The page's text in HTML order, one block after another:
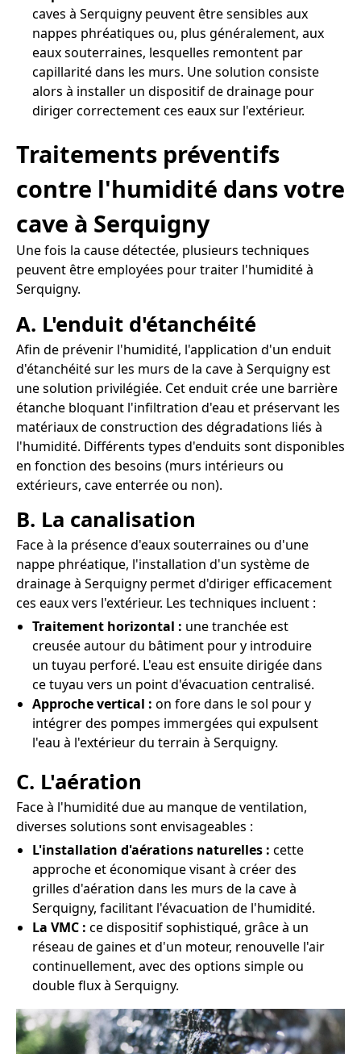
caves à Serquigny peuvent être sensibles aux
nappes phréatiques ou, plus généralement, aux
eaux souterraines, lesquelles remontent par
capillarité dans les murs. Une solution consiste
alors à installer un dispositif de drainage pour
diriger correctement ces eaux sur l'extérieur.
Traitements préventifs
contre l'humidité dans votre
cave à Serquigny
Une fois la cause détectée, plusieurs techniques
peuvent être employées pour traiter l'humidité à
Serquigny.
A. L'enduit d'étanchéité
Afin de prévenir l'humidité, l'application d'un enduit
d'étanchéité sur les murs de la cave à Serquigny est
une solution privilégiée. Cet enduit crée une barrière
étanche bloquant l'infiltration d'eau et préservant les
matériaux de construction des dégradations liés à
l'humidité. Différents types d'enduits sont disponibles
en fonction des besoins (murs intérieurs ou
extérieurs, cave enterrée ou non).
B. La canalisation
Face à la présence d'eaux souterraines ou d'une
nappe phréatique, l'installation d'un système de
drainage à Serquigny permet d'diriger efficacement
ces eaux vers l'extérieur. Les techniques incluent :
Traitement horizontal : une tranchée est
creusée autour du bâtiment pour y introduire
un tuyau perforé. L'eau est ensuite dirigée dans
ce tuyau vers un point d'évacuation centralisé.
Approche vertical : on fore dans le sol pour y
intégrer des pompes immergées qui expulsent
l'eau à l'extérieur du terrain à Serquigny.
C. L'aération
Face à l'humidité due au manque de ventilation,
diverses solutions sont envisageables :
L'installation d'aérations naturelles : cette
approche et économique visant à créer des
grilles d'aération dans les murs de la cave à
Serquigny, facilitant l'évacuation de l'humidité.
La VMC : ce dispositif sophistiqué, grâce à un
réseau de gaines et d'un moteur, renouvelle l'air
continuellement, avec des options simple ou
double flux à Serquigny.